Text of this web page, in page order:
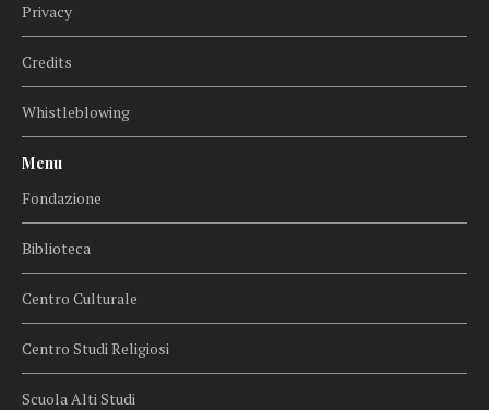
Privacy
Credits
Whistleblowing
Menu
Fondazione
Biblioteca
Centro Culturale
Centro Studi Religiosi
Scuola Alti Studi